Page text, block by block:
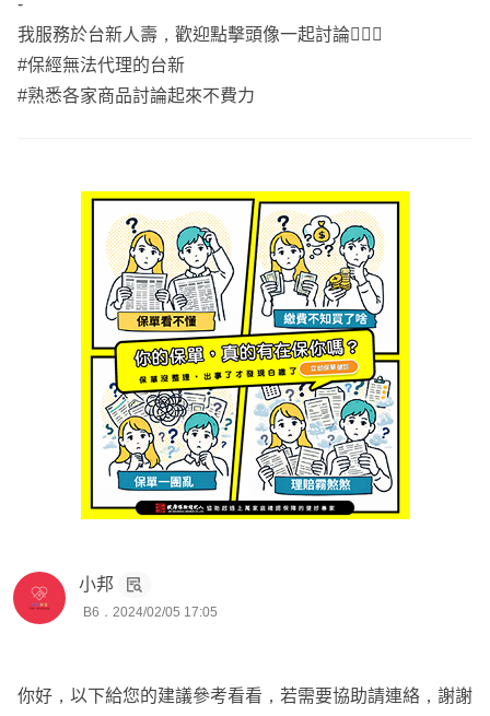
-
我服務於台新人壽，歡迎點擊頭像一起討論🙋🏻‍♀️
#保經無法代理的台新
#熟悉各家商品討論起來不費力
小邦
B6．2024/02/05 17:05
你好，以下給您的建議參考看看，若需要協助請連絡，謝謝